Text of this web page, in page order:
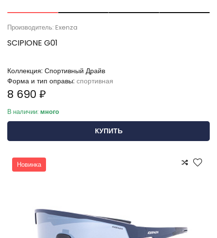
Производитель: Exenza
SCIPIONE G01
Коллекция: Спортивный Драйв
Форма и тип оправы: спортивная
8 690 ₽
В наличии: много
КУПИТЬ
Новинка